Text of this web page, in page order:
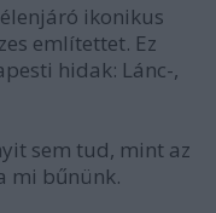
ikonikus
említettet. Ez
hidak: Lánc-,
sem tud, mint az
mi bűnünk.